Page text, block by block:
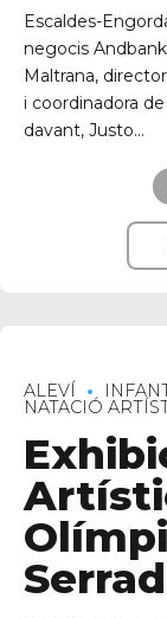
Escaldes-
negocis
Maltrana,
i coordinadora
davant, Justo...
ALEVÍ
NATACIÓ